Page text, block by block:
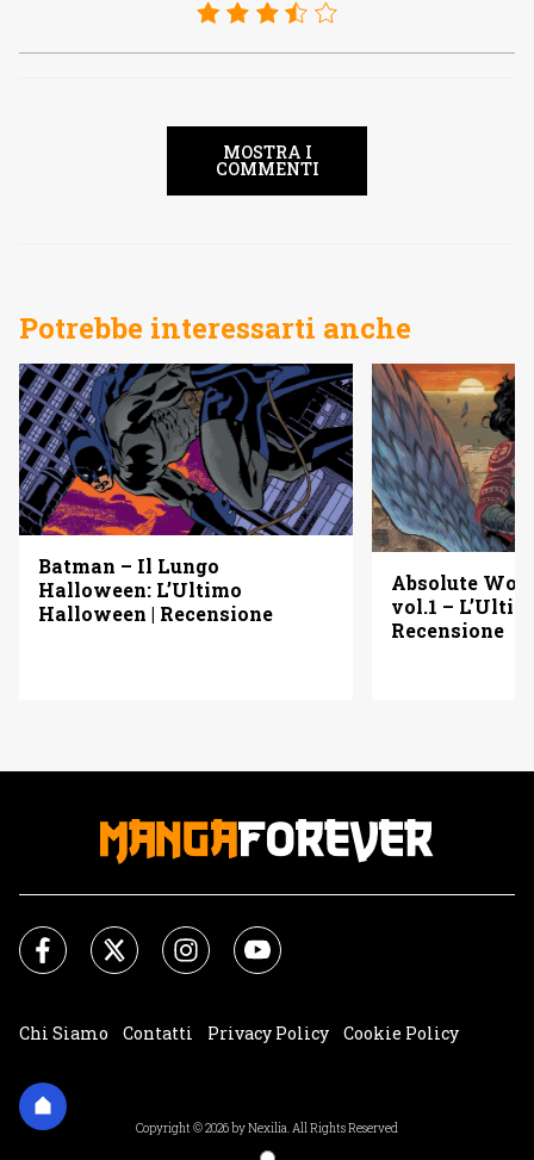
MOSTRA I
COMMENTI
Potrebbe interessarti anche
Batman – Il Lungo
Halloween: L’Ultimo
Halloween | Recensione
Absolute
vol.1 –
Recensione
Chi Siamo Contatti Privacy Policy
Cookie Policy
Copyright © 2026 by Nexilia. All Rights Reserved